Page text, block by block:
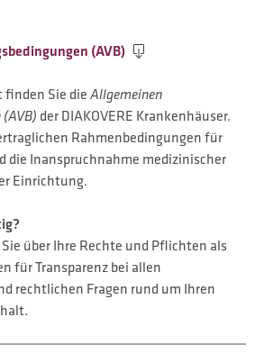
(AVB)
finden Sie dieAllgemeinen
der DIAKOVERE Krankenhäuser.
Rahmenbedingungen für
die Inanspruchnahme medizinischer
Einrichtung.
über Ihre Rechte und Pflichten als
für Transparenz bei allen
rechtlichen Fragen rund um Ihren